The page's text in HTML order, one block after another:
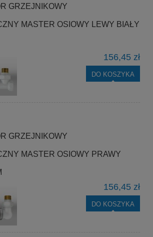
GRZEJNIKOWY
MASTER OSIOWY LEWY BIAŁY
156,45 zł
DO KOSZYKA
GRZEJNIKOWY
MASTER OSIOWY PRAWY
156,45 zł
DO KOSZYKA